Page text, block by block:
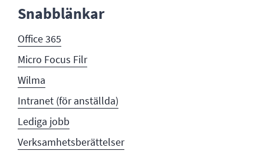
Snabblänkar
Office 365
Micro Focus Filr
Wilma
Intranet (för anställda)
Lediga jobb
Verksamhetsberättelser